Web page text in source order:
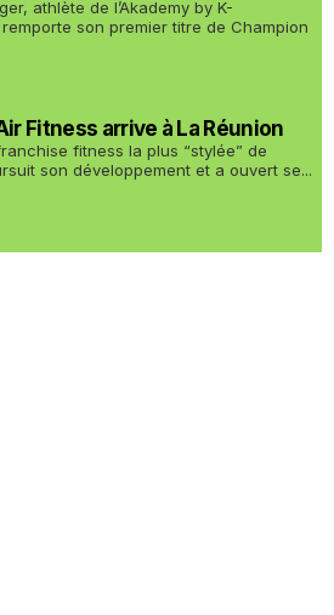
athlète de l’Akademy by K-
son premier titre de Champion
Fitness arrive à La Réunion
fitness la plus “stylée” de
son développement et a ouvert se...